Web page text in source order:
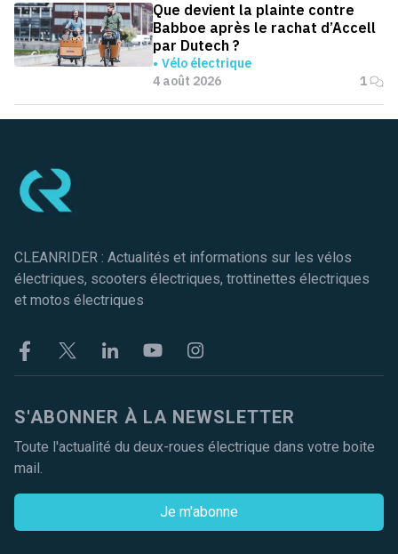
Que devient la plainte contre
Babboe après le rachat d’Accell
par Dutech ?
Vélo électrique
4 août 2026
1
CLEANRIDER : Actualités et informations sur les vélos
électriques, scooters électriques, trottinettes électriques
et motos électriques
FacebookTwitter LinkekinYoutubeInstagram
S'ABONNER À LA NEWSLETTER
Toute l'actualité du deux-roues électrique dans votre boite
mail.
Je m'abonne